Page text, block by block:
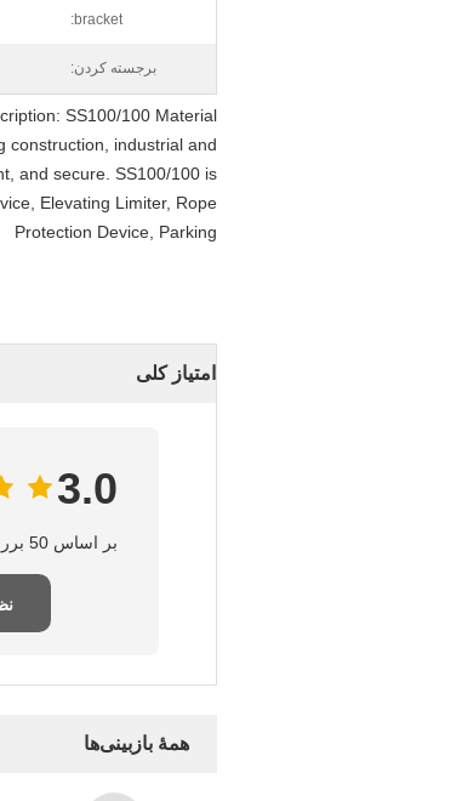
bracket:
برجسته کردن:
SS100/100 Material
construction, industrial and
and secure. SS100/100 is
Elevating Limiter, Rope
Protection Device, Parking
امتیاز کلی
3.0
بر اساس 50 بررسی برای این تامین‌کننده
همهٔ بازبینی‌ها